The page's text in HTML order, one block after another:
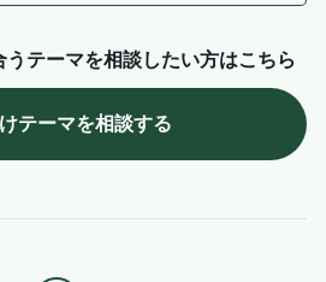
うテーマを相談したい方はこちら
テーマを相談する